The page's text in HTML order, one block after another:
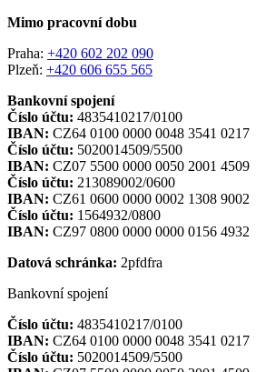
Mimo pracovní dobu
Praha: +420 602 202 090
Plzeň: +420 606 655 565
Bankovní spojení
Číslo účtu: 4835410217/0100
IBAN: CZ64 0100 0000 0048 3541 0217
Číslo účtu: 5020014509/5500
IBAN: CZ07 5500 0000 0050 2001 4509
Číslo účtu: 213089002/0600
IBAN: CZ61 0600 0000 0002 1308 9002
Číslo účtu: 1564932/0800
IBAN: CZ97 0800 0000 0000 0156 4932
Datová schránka: 2pfdfra
Bankovní spojení
Číslo účtu: 4835410217/0100
IBAN: CZ64 0100 0000 0048 3541 0217
Číslo účtu: 5020014509/5500